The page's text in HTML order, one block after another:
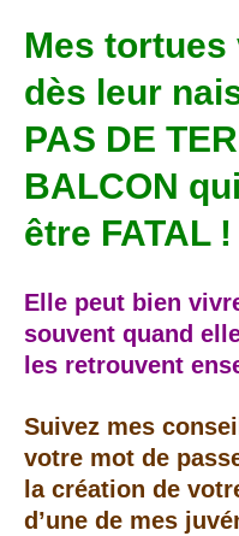
Mes
dès leur
PAS DE
BALCON
être FATAL !
Elle peut bien
souvent quand
les retrouvent
Suivez mes
votre mot de
la création de
d’une de mes